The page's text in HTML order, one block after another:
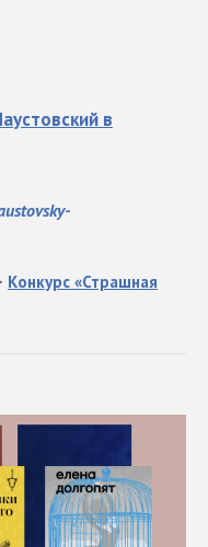
в
Конкурс «Страшная